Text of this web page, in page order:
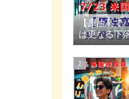
【原油高で
は更なる下